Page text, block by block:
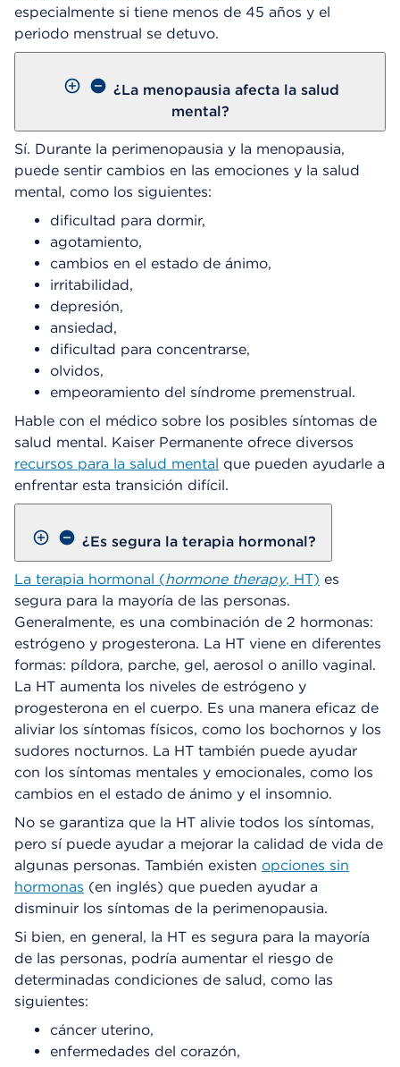
especialmente si tiene menos de 45 años y el
periodo menstrual se detuvo.
¿La menopausia afecta la salud
mental?
Sí. Durante la perimenopausia y la menopausia,
puede sentir cambios en las emociones y la salud
mental, como los siguientes:
dificultad para dormir,
agotamiento,
cambios en el estado de ánimo,
irritabilidad,
depresión,
ansiedad,
dificultad para concentrarse,
olvidos,
empeoramiento del síndrome premenstrual.
Hable con el médico sobre los posibles síntomas de
salud mental. Kaiser Permanente ofrece diversos
recursos para la salud mental que pueden ayudarle a
enfrentar esta transición difícil.
¿Es segura la terapia hormonal?
La terapia hormonal (hormone therapy, HT) es
segura para la mayoría de las personas.
Generalmente, es una combinación de 2 hormonas:
estrógeno y progesterona. La HT viene en diferentes
formas: píldora, parche, gel, aerosol o anillo vaginal.
La HT aumenta los niveles de estrógeno y
progesterona en el cuerpo. Es una manera eficaz de
aliviar los síntomas físicos, como los bochornos y los
sudores nocturnos. La HT también puede ayudar
con los síntomas mentales y emocionales, como los
cambios en el estado de ánimo y el insomnio.
No se garantiza que la HT alivie todos los síntomas,
pero sí puede ayudar a mejorar la calidad de vida de
algunas personas. También existen opciones sin
hormonas (en inglés) que pueden ayudar a
disminuir los síntomas de la perimenopausia.
Si bien, en general, la HT es segura para la mayoría
de las personas, podría aumentar el riesgo de
determinadas condiciones de salud, como las
siguientes:
cáncer uterino,
enfermedades del corazón,